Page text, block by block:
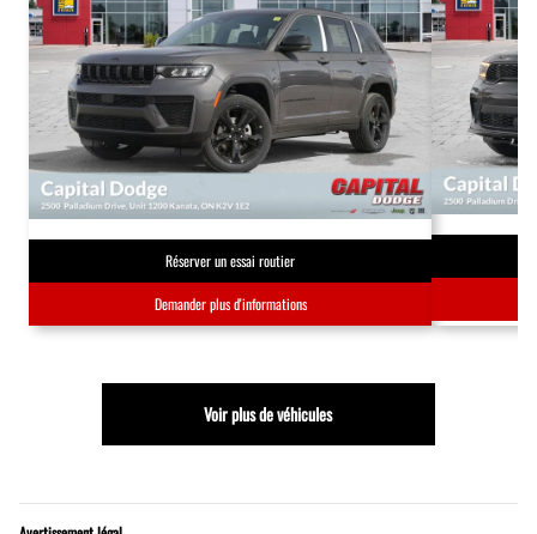
Réserver un essai routier
Demander plus d'informations
Voir plus de véhicules